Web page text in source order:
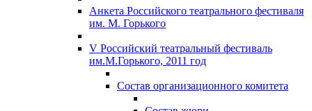
Анкета Российского театрального фестиваля
им. М. Горького
V Российский театральный фестиваль
им.М.Горького, 2011 год
Состав организационного комитета